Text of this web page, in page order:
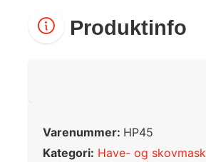
Produktinfo
Varenummer: HP45
Kategori: Have- og